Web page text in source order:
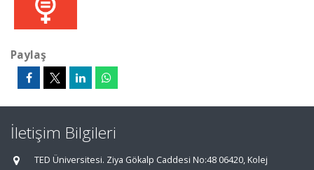
Paylaş
İletişim Bilgileri
TED Üniversitesi. Ziya Gökalp Caddesi No:48 06420, Kolej